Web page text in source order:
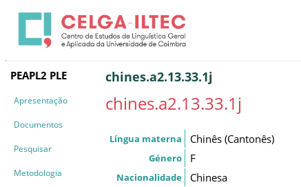
PEAPL2 PLE
Apresentação
Documentos
Pesquisar
Metodologia
chines.a2.13.33.1j
chines.a2.13.33.1j
Língua materna Chinês (Cantonês)
Género F
Nacionalidade Chinesa